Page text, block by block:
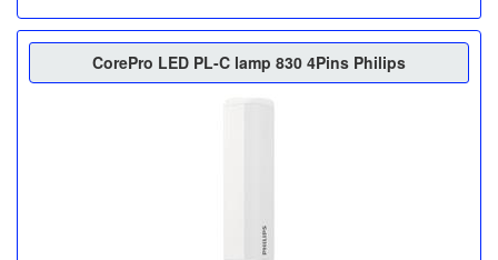
CorePro LED PL-C lamp 830 4Pins Philips